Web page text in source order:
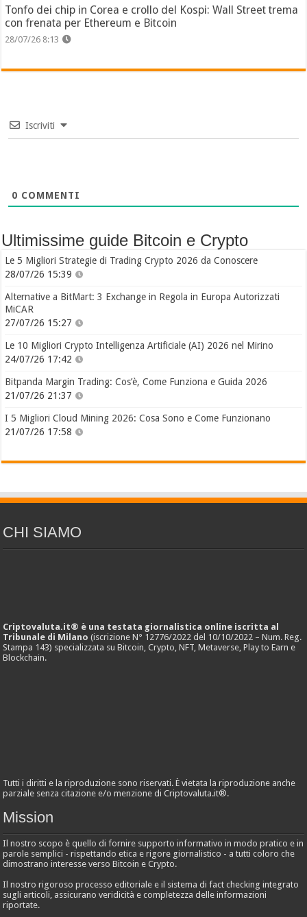
Tonfo dei chip in Corea e crollo del Kospi: Wall Street trema
con frenata per Ethereum e Bitcoin
28/07/26 8:13
Iscriviti
0 COMMENTI
Ultimissime guide Bitcoin e Crypto
Le 5 Migliori Strategie di Trading Crypto 2026 da Conoscere
28/07/26 15:39
Alternative a BitMart: 3 Exchange in Regola in Europa Autorizzati
MiCAR
27/07/26 15:27
Le 10 Migliori Crypto Intelligenza Artificiale (AI) 2026 nel Mirino
24/07/26 17:42
Bitpanda Margin Trading: Cos’è, Come Funziona e Guida 2026
21/07/26 21:37
I 5 Migliori Cloud Mining 2026: Cosa Sono e Come Funzionano
21/07/26 17:58
CHI SIAMO
Criptovaluta.it® è una testata giornalistica online iscritta al
Tribunale di Milano (iscrizione N° 12776/2022 del 10/10/2022 – Num. Reg.
Stampa 143) specializzata su Bitcoin, Crypto, NFT, Metaverse, Play to Earn e
Blockchain.
Tutti i diritti e la riproduzione sono riservati. È vietata la riproduzione anche
parziale senza citazione e/o menzione di Criptovaluta.it®.
Mission
Il nostro scopo è quello di fornire supporto informativo in modo pratico e in
parole semplici - rispettando etica e rigore giornalistico - a tutti coloro che
dimostrano interesse verso Bitcoin e Crypto.
Il nostro rigoroso processo editoriale e il sistema di fact checking integrato
sugli articoli, assicurano veridicità e completezza delle informazioni
riportate.